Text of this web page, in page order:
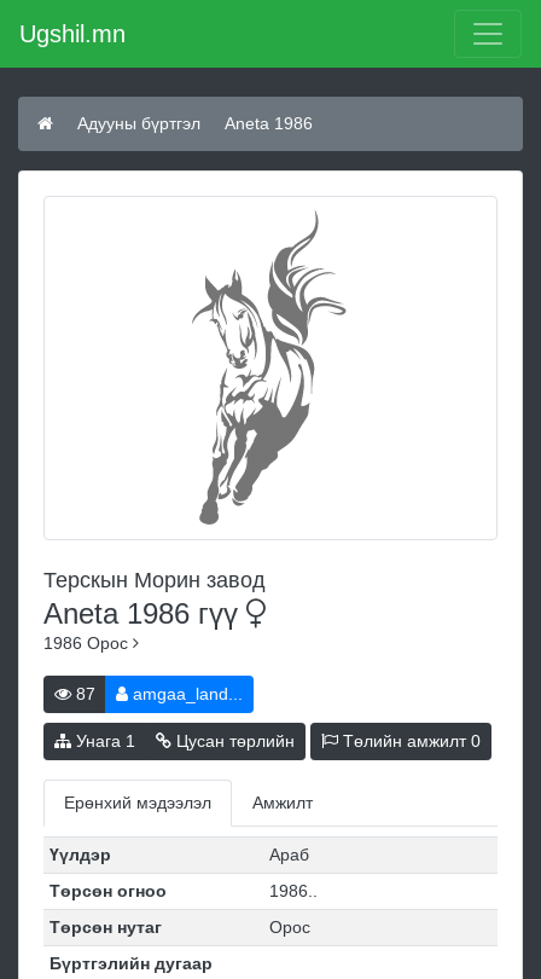
Ugshil.mn
Адууны бүртгэл Aneta 1986
Терскын Морин завод
Aneta 1986 гүү
1986 Орос
87 amgaa_land...
Унага 1 Цусан төрлийн Төлийн амжилт0
Ерөнхий мэдээлэл Амжилт
Үүлдэр
Араб
Төрсөн огноо
1986..
Төрсөн нутаг
Орос
Бүртгэлийн дугаар